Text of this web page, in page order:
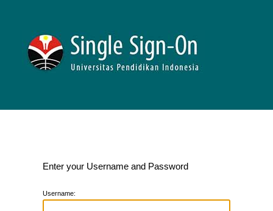
Enter your Username and Password
Username: